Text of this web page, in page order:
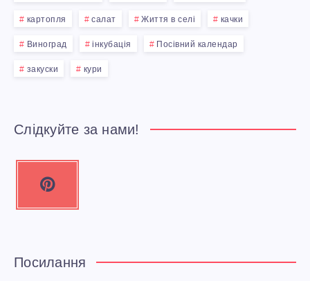
картопля салат Життя в селі качки
Виноград інкубація Посівний календар
закуски кури
Слідкуйте за нами!
e
Посилання